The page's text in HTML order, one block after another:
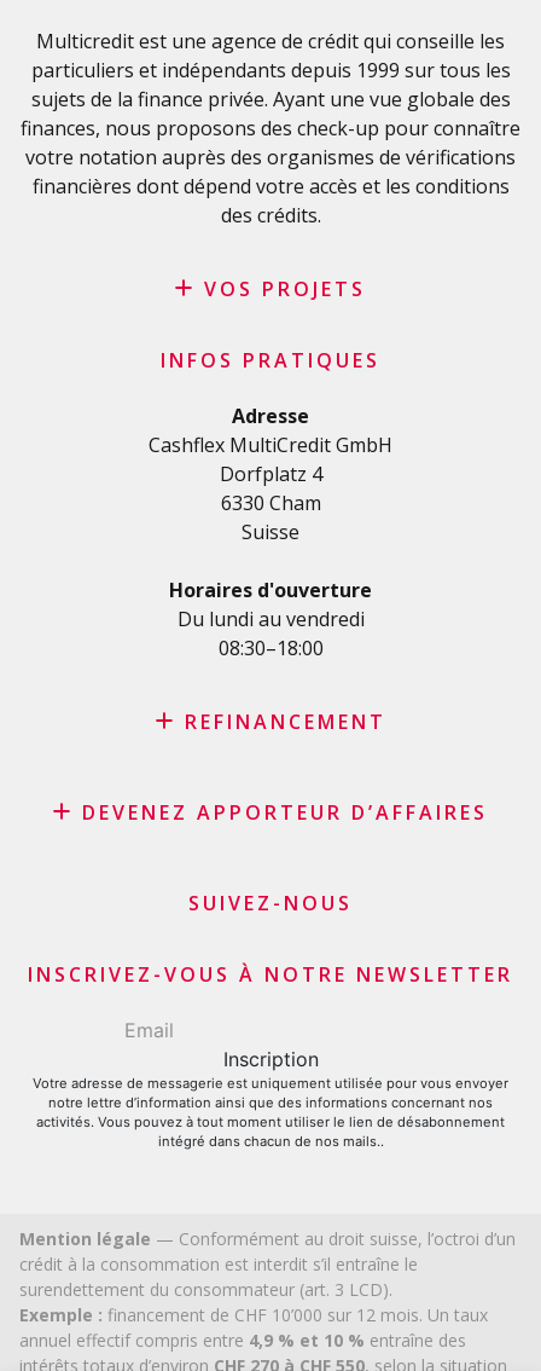
Glossaire financier
FAQ
Liste de contrôle importante
Conditions générales
Politique de confidentialité
Multicredit est une agence de crédit qui conseille les
particuliers et indépendants depuis 1999 sur tous les
sujets de la finance privée. Ayant une vue globale des
finances, nous proposons des check-up pour connaître
votre notation auprès des organismes de vérifications
financières dont dépend votre accès et les conditions
des crédits.
VOS PROJETS
Crédit personnel en Suisse
Crédit rénovation
Crédit véhicule
Crédit de formation
Crédit médical
Crédits divers
Crédit personnel pour les indépendants
Crédit PME
Carte de crédit
INFOS PRATIQUES
Adresse
Cashflex MultiCredit GmbH
Dorfplatz 4
6330 Cham
Suisse
Horaires d'ouverture
Du lundi au vendredi
08:30–18:00
REFINANCEMENT
Rachat de leasing
Demande carte de crédit
DEVENEZ APPORTEUR D’AFFAIRES
Apporteurs d’affaires commerçants et marchands
SUIVEZ-NOUS
INSCRIVEZ-VOUS À NOTRE NEWSLETTER
Votre adresse de messagerie est uniquement utilisée pour vous envoyer
notre lettre d’information ainsi que des informations concernant nos
activités. Vous pouvez à tout moment utiliser le lien de désabonnement
intégré dans chacun de nos mails..
Mention légale — Conformément au droit suisse, l’octroi d’un
crédit à la consommation est interdit s’il entraîne le
surendettement du consommateur (art. 3 LCD).
Exemple : financement de CHF 10’000 sur 12 mois. Un taux
annuel effectif compris entre 4,9 % et 10 % entraîne des
intérêts totaux d’environ CHF 270 à CHF 550, selon la situation